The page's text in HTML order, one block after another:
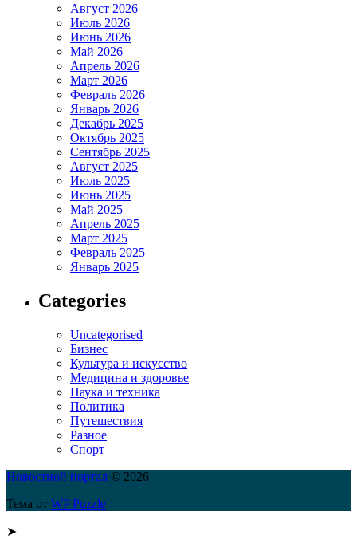
Август 2026
Июль 2026
Июнь 2026
Май 2026
Апрель 2026
Март 2026
Февраль 2026
Январь 2026
Декабрь 2025
Октябрь 2025
Сентябрь 2025
Август 2025
Июль 2025
Июнь 2025
Май 2025
Апрель 2025
Март 2025
Февраль 2025
Январь 2025
Categories
Uncategorised
Бизнес
Культура и искусство
Медицина и здоровье
Наука и техника
Политика
Путешествия
Разное
Спорт
Новостной портал © 2026
Тема от WP Puzzle
➤